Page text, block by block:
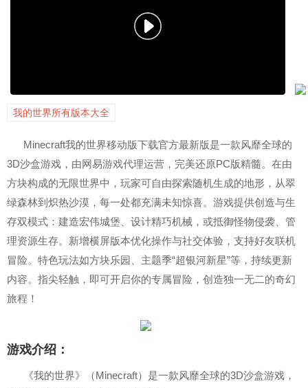
我的世界所有版本大全
Minecraft我的世界移动版下载官方最新版是一款风靡全球的
3D沙盒游戏，由网易游戏代理运营，完美还原PC版精髓。在由
方块构成的无限世界中，玩家可自由探索随机生成的地形，从翠
绿森林到炽热沙漠，每一处都充满未知惊喜。游戏提供创造与生
存双模式：建造宏伟城堡、设计精巧机械，或抵御怪物侵袭、管
理资源生存。新增横屏版本优化操作与社交体验，支持好友联机
冒险。特色玩法如方块乐园、主题季“超银河新星”等，持续更新
内容。指尖轻触，即可开启你的专属冒险，创造独一无二的奇幻
旅程！
游戏介绍：
《我的世界》（Minecraft）是一款风靡全球的3D沙盒游戏，